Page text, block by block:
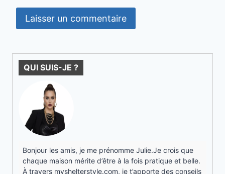
QUI SUIS-JE ?
Bonjour les amis, je me prénomme Julie.Je crois que
chaque maison mérite d’être à la fois pratique et belle.
À travers myshelterstyle.com, je t’apporte des conseils